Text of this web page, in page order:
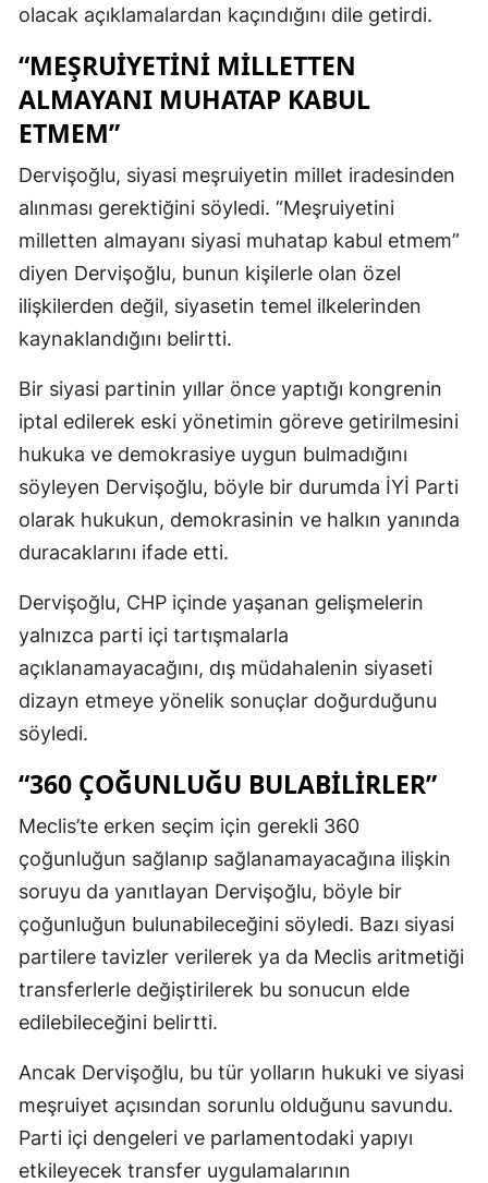
olacak açıklamalardan kaçındığını dile getirdi.
“MEŞRUIYETINI MILLETTEN
ALMAYANI MUHATAP KABUL
ETMEM”
Dervişoğlu, siyasi meşruiyetin millet iradesinden
alınması gerektiğini söyledi. “Meşruiyetini
milletten almayanı siyasi muhatap kabul etmem”
diyen Dervişoğlu, bunun kişilerle olan özel
ilişkilerden değil, siyasetin temel ilkelerinden
kaynaklandığını belirtti.
Bir siyasi partinin yıllar önce yaptığı kongrenin
iptal edilerek eski yönetimin göreve getirilmesini
hukuka ve demokrasiye uygun bulmadığını
söyleyen Dervişoğlu, böyle bir durumda İYİ Parti
olarak hukukun, demokrasinin ve halkın yanında
duracaklarını ifade etti.
Dervişoğlu, CHP içinde yaşanan gelişmelerin
yalnızca parti içi tartışmalarla
açıklanamayacağını, dış müdahalenin siyaseti
dizayn etmeye yönelik sonuçlar doğurduğunu
söyledi.
“360 ÇOĞUNLUĞU BULABILIRLER”
Meclis’te erken seçim için gerekli 360
çoğunluğun sağlanıp sağlanamayacağına ilişkin
soruyu da yanıtlayan Dervişoğlu, böyle bir
çoğunluğun bulunabileceğini söyledi. Bazı siyasi
partilere tavizler verilerek ya da Meclis aritmetiği
transferlerle değiştirilerek bu sonucun elde
edilebileceğini belirtti.
Ancak Dervişoğlu, bu tür yolların hukuki ve siyasi
meşruiyet açısından sorunlu olduğunu savundu.
Parti içi dengeleri ve parlamentodaki yapıyı
etkileyecek transfer uygulamalarının